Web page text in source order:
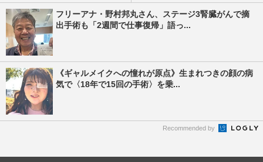
フリーアナ・野村邦丸さん、ステージ3腎臓がんで摘
出手術も「2週間で仕事復帰」語っ...
《ギャルメイクへの憧れが原点》生まれつきの顔の病
気で〈18年で15回の手術〉を乗...
Recommended by